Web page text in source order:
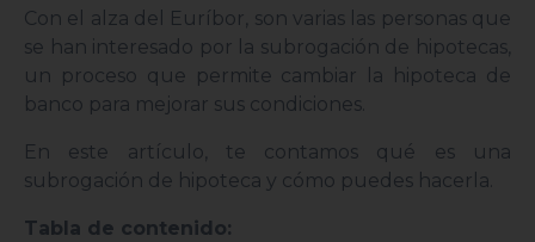
Con el alza del Euríbor, son varias las personas que
se han interesado por la subrogación de hipotecas,
un proceso que permite cambiar la hipoteca de
banco para mejorar sus condiciones.
En este artículo, te contamos qué es una
subrogación de hipoteca y cómo puedes hacerla.
Tabla de contenido: